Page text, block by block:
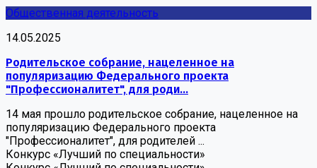
Общественная деятельность
14.05.2025
Родительское собрание, нацеленное на
популяризацию Федерального проекта
"Профессионалитет", для роди...
14 мая прошло родительское собрание, нацеленное на
популяризацию Федерального проекта
"Профессионалитет", для родителей ...
Конкурс «Лучший по специальности»